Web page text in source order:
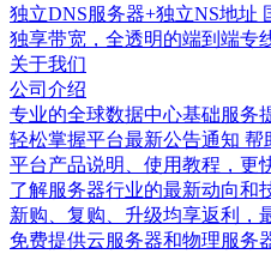
独立DNS服务器+独立NS地址
独享带宽，全透明的端到端专
关于我们
公司介绍
专业的全球数据中心基础服务
轻松掌握平台最新公告通知 帮
平台产品说明、使用教程，更
了解服务器行业的最新动向和
新购、复购、升级均享返利，
免费提供云服务器和物理服务